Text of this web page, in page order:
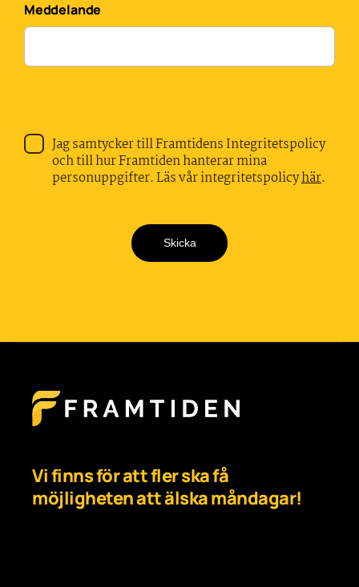
Meddelande
Jag samtycker till Framtidens Integritetspolicy
och till hur Framtiden hanterar mina
personuppgifter. Läs vår integritetspolicyhär.
Skicka
Vi finns för att fler ska få
möjligheten att älska måndagar!